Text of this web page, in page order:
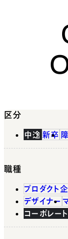
区分
中途 新卒
職種
プロダクト
デザイナー
コーポレート